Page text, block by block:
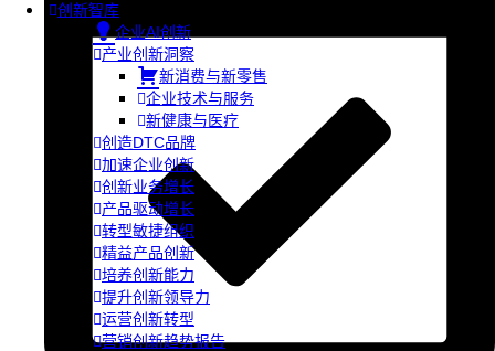
创新智库
企业AI创新
产业创新洞察
新消费与新零售
企业技术与服务
新健康与医疗
创造DTC品牌
加速企业创新
创新业务增长
产品驱动增长
转型敏捷组织
精益产品创新
培养创新能力
提升创新领导力
运营创新转型
营销创新趋势报告